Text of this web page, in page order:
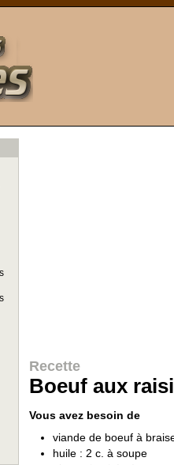
Recette
Boeuf aux
Vous avez besoin de
viande de boeuf à
huile : 2 c. à soupe